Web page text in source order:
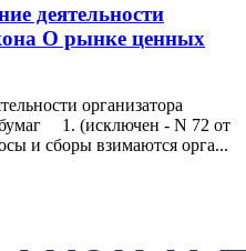
деятельности
О рынке ценных
организатора
1. (исключен - N 72 от
и сборы взимаются орга...